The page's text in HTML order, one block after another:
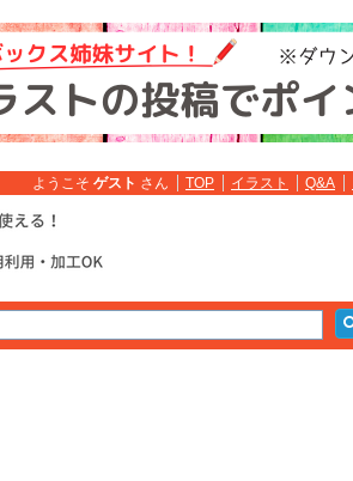
ようこそ ゲスト さん TOP イラスト Q&A